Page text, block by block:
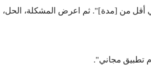
أقل من [مدة]". ثم اعرض المشكلة، الحل،